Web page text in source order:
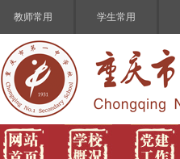
教师常用 学生常用